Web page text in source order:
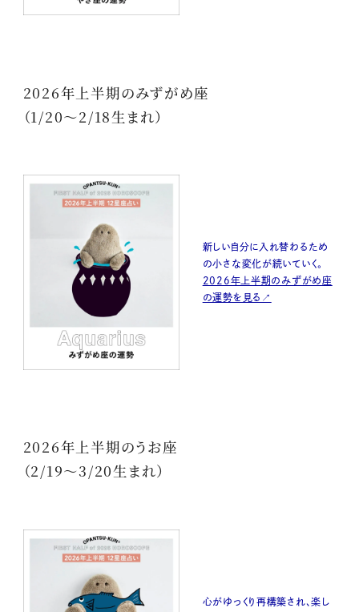
2026年上半期のみずがめ座
（1/20〜2/18生まれ）
新しい自分に入れ替わるため
の小さな変化が続いていく。
2026年上半期のみずがめ座
の運勢を見る↗
2026年上半期のうお座
（2/19〜3/20生まれ）
心がゆっくり再構築され、楽し